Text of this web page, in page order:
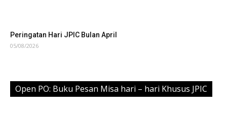
Peringatan Hari JPIC Bulan April
05/08/2026
Open PO: Buku Pesan Misa hari – hari Khusus JPIC